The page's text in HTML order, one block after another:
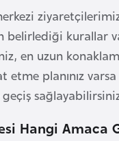
belirlediği kurallar
en uzun
etme planınız
Hangi Amaca